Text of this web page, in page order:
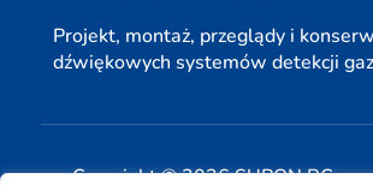
Projekt, montaż, przeglądy i
dźwiękowych systemów detekcji
Copyright © 2026 SUPON BC sp,